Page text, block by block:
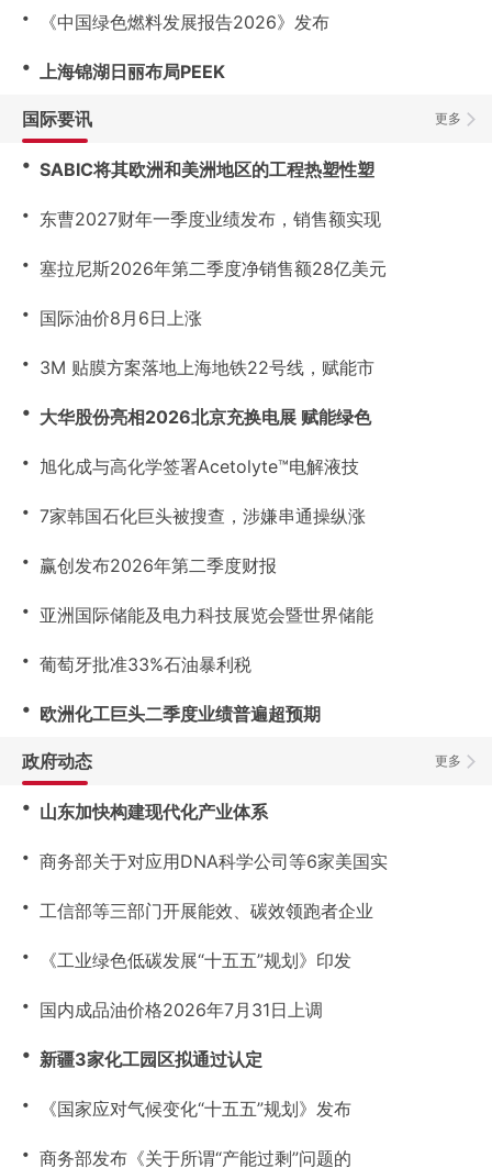
・ 《中国绿色燃料发展报告2026》发布
・ 上海锦湖日丽布局PEEK
更多
国际要讯
・ SABIC将其欧洲和美洲地区的工程热塑性塑
・ 东曹2027财年一季度业绩发布，销售额实现
・ 塞拉尼斯2026年第二季度净销售额28亿美元
・ 国际油价8月6日上涨
・ 3M 贴膜方案落地上海地铁22号线，赋能市
・ 大华股份亮相2026北京充换电展 赋能绿色
・ 旭化成与高化学签署Acetolyte™电解液技
・ 7家韩国石化巨头被搜查，涉嫌串通操纵涨
・ 赢创发布2026年第二季度财报
・ 亚洲国际储能及电力科技展览会暨世界储能
・ 葡萄牙批准33%石油暴利税
・ 欧洲化工巨头二季度业绩普遍超预期
更多
政府动态
・ 山东加快构建现代化产业体系
・ 商务部关于对应用DNA科学公司等6家美国实
・ 工信部等三部门开展能效、碳效领跑者企业
・ 《工业绿色低碳发展“十五五”规划》印发
・ 国内成品油价格2026年7月31日上调
・ 新疆3家化工园区拟通过认定
・ 《国家应对气候变化“十五五”规划》发布
・ 商务部发布《关于所谓“产能过剩”问题的